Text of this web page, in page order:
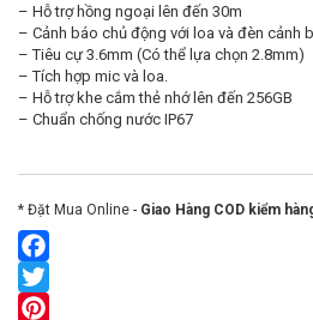
– Hỗ trợ hồng ngoại lên đến 30m
– Cảnh báo chủ động với loa và đèn cảnh
– Tiêu cự 3.6mm (Có thể lựa chọn 2.8mm)
– Tích hợp mic và loa.
– Hỗ trợ khe cắm thẻ nhớ lên đến 256GB
– Chuẩn chống nước IP67
* Đặt Mua Online - Giao Hàng COD kiểm
Facebook
Twitter